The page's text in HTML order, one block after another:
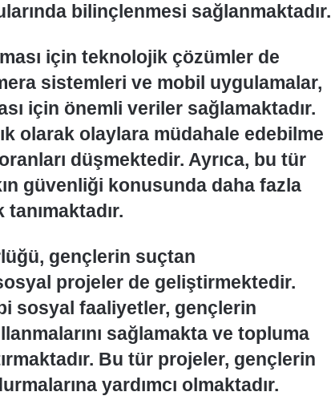
bilinçlenmesi sağlanmaktadır.
için teknolojik çözümler de
sistemleri ve mobil uygulamalar,
için önemli veriler sağlamaktadır.
olarak olaylara müdahale edebilme
düşmektedir. Ayrıca, bu tür
güvenliği konusunda daha fazla
gençlerin suçtan
projeler de geliştirmektedir.
sosyal faaliyetler, gençlerin
sağlamakta ve topluma
Bu tür projeler, gençlerin
yardımcı olmaktadır.